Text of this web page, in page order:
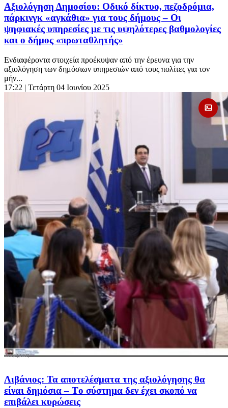
Αξιολόγηση Δημοσίου: Οδικό δίκτυο, πεζοδρόμια,
πάρκινγκ «αγκάθια» για τους δήμους – Οι
ψηφιακές υπηρεσίες με τις υψηλότερες βαθμολογίες
και ο δήμος «πρωταθλητής»
Ενδιαφέροντα στοιχεία προέκυψαν από την έρευνα για την
αξιολόγηση των δημόσιων υπηρεσιών από τους πολίτες για τον
μήν...
17:22 | Τετάρτη 04 Ιουνίου 2025
Λιβάνιος: Τα αποτελέσματα της αξιολόγησης θα
είναι δημόσια – Tο σύστημα δεν έχει σκοπό να
επιβάλει κυρώσεις